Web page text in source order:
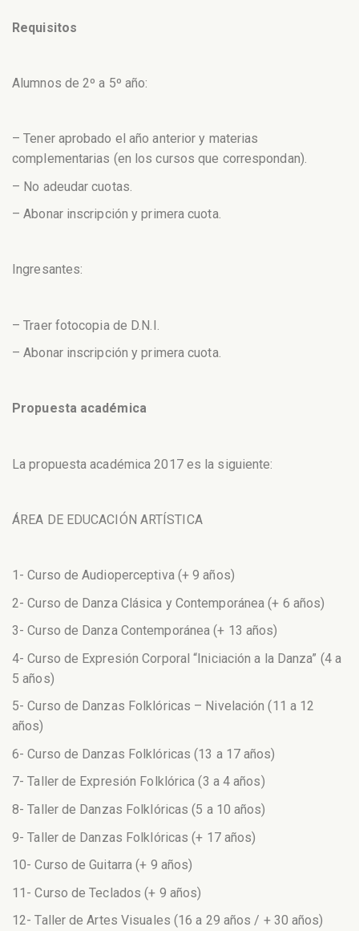
Requisitos
Alumnos de 2º a 5º año:
– Tener aprobado el año anterior y materias
complementarias (en los cursos que correspondan).
– No adeudar cuotas.
– Abonar inscripción y primera cuota.
Ingresantes:
– Traer fotocopia de D.N.I.
– Abonar inscripción y primera cuota.
Propuesta académica
La propuesta académica 2017 es la siguiente:
ÁREA DE EDUCACIÓN ARTÍSTICA
1- Curso de Audioperceptiva (+ 9 años)
2- Curso de Danza Clásica y Contemporánea (+ 6 años)
3- Curso de Danza Contemporánea (+ 13 años)
4- Curso de Expresión Corporal “Iniciación a la Danza” (4 a
5 años)
5- Curso de Danzas Folklóricas – Nivelación (11 a 12
años)
6- Curso de Danzas Folklóricas (13 a 17 años)
7- Taller de Expresión Folklórica (3 a 4 años)
8- Taller de Danzas Folklóricas (5 a 10 años)
9- Taller de Danzas Folklóricas (+ 17 años)
10- Curso de Guitarra (+ 9 años)
11- Curso de Teclados (+ 9 años)
12- Taller de Artes Visuales (16 a 29 años / + 30 años)